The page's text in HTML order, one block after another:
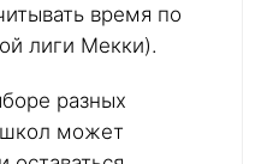
время по
лиги Мекки).
разных
может